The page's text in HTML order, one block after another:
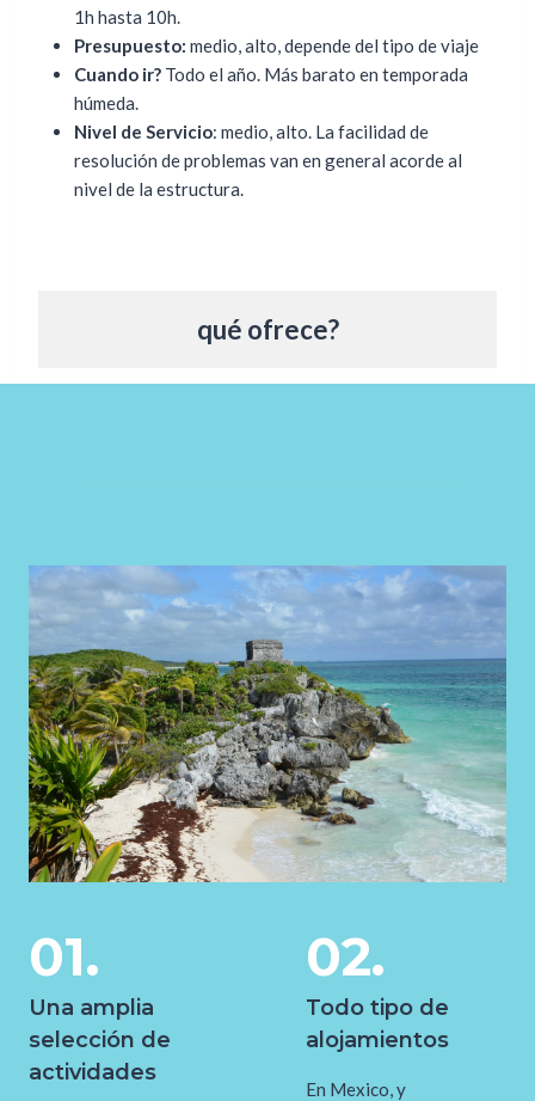
1h hasta 10h.
Presupuesto: medio, alto, depende del tipo de viaje
Cuando ir? Todo el año. Más barato en temporada
húmeda.
Nivel de Servicio: medio, alto. La facilidad de
resolución de problemas van en general acorde al
nivel de la estructura.
qué ofrece?
01.
Una amplia
selección de
actividades
02.
Todo tipo de
alojamientos
En Mexico, y